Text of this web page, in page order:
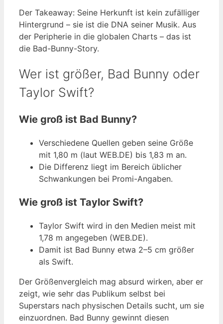
Der Takeaway: Seine Herkunft ist kein zufälliger
Hintergrund – sie ist die DNA seiner Musik. Aus
der Peripherie in die globalen Charts – das ist
die Bad-Bunny-Story.
Wer ist größer, Bad Bunny oder
Taylor Swift?
Wie groß ist Bad Bunny?
Verschiedene Quellen geben seine Größe
mit 1,80 m (laut WEB.DE) bis 1,83 m an.
Die Differenz liegt im Bereich üblicher
Schwankungen bei Promi-Angaben.
Wie groß ist Taylor Swift?
Taylor Swift wird in den Medien meist mit
1,78 m angegeben (WEB.DE).
Damit ist Bad Bunny etwa 2–5 cm größer
als Swift.
Der Größenvergleich mag absurd wirken, aber er
zeigt, wie sehr das Publikum selbst bei
Superstars nach physischen Details sucht, um sie
einzuordnen. Bad Bunny gewinnt diesen